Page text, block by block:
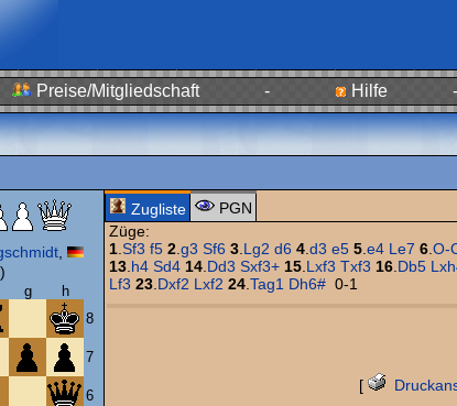
Preise/Mitgliedschaft - Hilfe -
g
h
8
7
6
Zugliste
PGN
Züge:
1 Sf3 f5 2 g3 Sf6 3 Lg2 d6 4 d3 e5 5 e4 Le7 6 O-
13 h4 Sd4 14 Dd3 Sxf3+ 15 Lxf3 Txf3 16 Db5
Lf3 23 Dxf2 Lxf2 24 Tag1 Dh6# 0-1
[